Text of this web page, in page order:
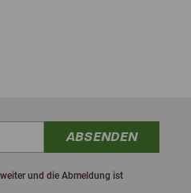
ABSENDEN
und die Abmeldung ist